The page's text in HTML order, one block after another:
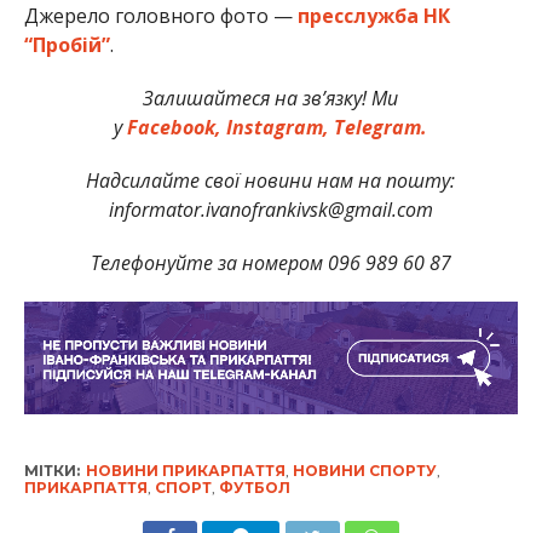
Джерело головного фото — пресслужба НК
“Пробій”.
Залишайтеся на зв’язку! Ми
уFacebook, Instagram, Telegram.
Надсилайте свої новини нам на пошту:
informator.ivanofrankivsk@gmail.com
Телефонуйте за номером 096 989 60 87
МІТКИ: НОВИНИ ПРИКАРПАТТЯ, НОВИНИ СПОРТУ,
ПРИКАРПАТТЯ, СПОРТ, ФУТБОЛ